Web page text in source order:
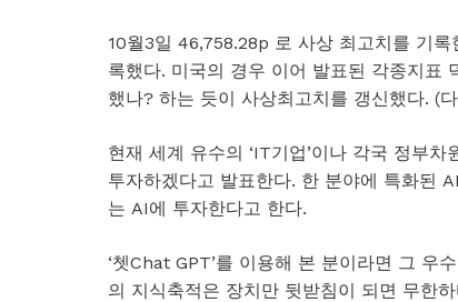
10월3일 46,758.28p 로 사상 최고치를 기
록했다. 미국의 경우 이어 발표된 각종지표
했나? 하는 듯이 사상최고치를 갱신했다. (
현재 세계 유수의 ‘IT기업’이나 각국 정부
투자하겠다고 발표한다. 한 분야에 특화된
는 AI에 투자한다고 한다.
‘쳇Chat GPT’를 이용해 본 분이라면 그 우
의 지식축적은 장치만 뒷받침이 되면 무한